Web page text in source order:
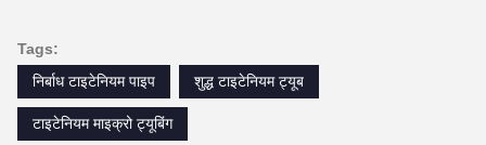
Tags:
निर्बाध टाइटेनियम पाइप
शुद्ध टाइटेनियम ट्यूब
टाइटेनियम माइक्रो ट्यूबिंग